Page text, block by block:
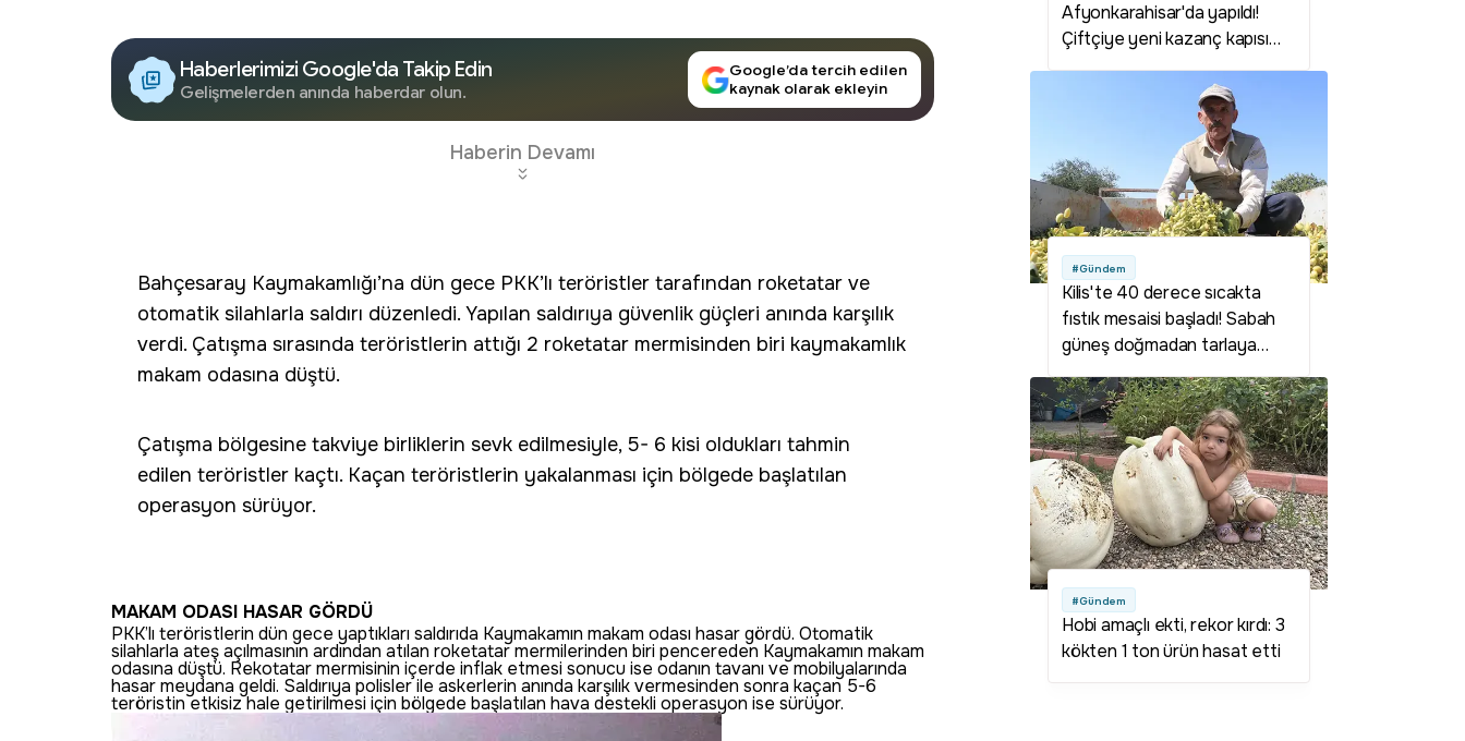
Haberlerimizi Google'da Takip Edin
Gelişmelerden anında haberdar olun.
Google’da tercih edilen
kaynak olarak ekleyin
Haberin Devamı
Bahçesaray Kaymakamlığı’na dün gece PKK’lı teröristler tarafından roketatar ve
otomatik silahlarla saldırı düzenledi. Yapılan saldırıya güvenlik güçleri anında karşılık
verdi. Çatışma sırasında teröristlerin attığı 2 roketatar mermisinden biri kaymakamlık
makam odasına düştü.
Çatışma bölgesine takviye birliklerin sevk edilmesiyle, 5- 6 kisi oldukları tahmin
edilen teröristler kaçtı. Kaçan teröristlerin yakalanması için bölgede başlatılan
operasyon sürüyor.
MAKAM ODASI HASAR GÖRDÜ
PKK’lı teröristlerin dün gece yaptıkları saldırıda Kaymakamın makam odası hasar gördü. Otomatik
silahlarla ateş açılmasının ardından atılan roketatar mermilerinden biri pencereden Kaymakamın makam
odasına düştü. Rekotatar mermisinin içerde inflak etmesi sonucu ise odanın tavanı ve mobilyalarında
hasar meydana geldi. Saldırıya polisler ile askerlerin anında karşılık vermesinden sonra kaçan 5-6
teröristin etkisiz hale getirilmesi için bölgede başlatılan hava destekli operasyon ise sürüyor.
Afyonkarahisar'da yapıldı!
Çiftçiye yeni kazanç kapısı
#Gündem
Kilis'te 40 derece sıcakta
fıstık mesaisi başladı! Sabah
güneş doğmadan tarlaya
yüzünü güldürdü
#Gündem
Hobi amaçlı ekti, rekor kırdı: 3
kökten 1 ton ürün hasat etti